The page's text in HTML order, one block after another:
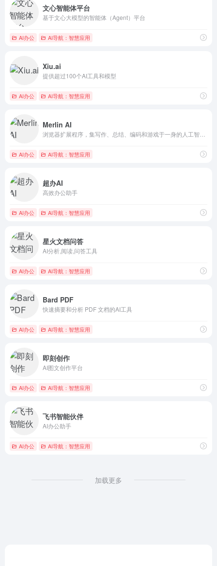
文心智能体平台
基于文心大模型的智能体（Agent）平台
AI办公 AI导航：智慧应用
Xiu.ai
提供超过100个AI工具和模型
AI办公 AI导航：智慧应用
Merlin AI
AI办公 AI导航：智慧应用
超办AI
高效办公助手
AI办公 AI导航：智慧应用
星火文档问答
AI分析,阅读,问答工具
AI办公 AI导航：智慧应用
Bard PDF
快速摘要和分析 PDF 文档的AI工具
AI办公 AI导航：智慧应用
即刻创作
AI图文创作平台
AI办公 AI导航：智慧应用
飞书智能伙伴
AI办公助手
AI办公 AI导航：智慧应用
加载更多